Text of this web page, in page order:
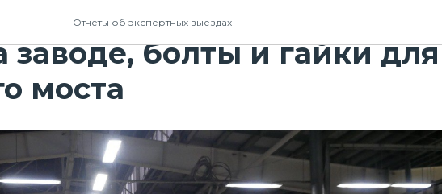
Отчеты об экспертных выездах
Орловщине: ветер в гриве,
заводе, болты и гайки для
моста